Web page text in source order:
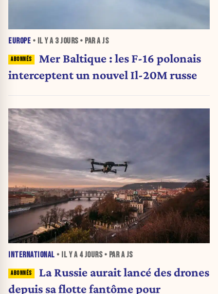
EUROPE • IL Y A 3 JOURS• PAR A JS
Mer Baltique : les F-16 polonais
interceptent un nouvel Il-20M russe
INTERNATIONAL • IL Y A 4 JOURS• PAR A JS
La Russie aurait lancé des drones
depuis sa flotte fantôme pour